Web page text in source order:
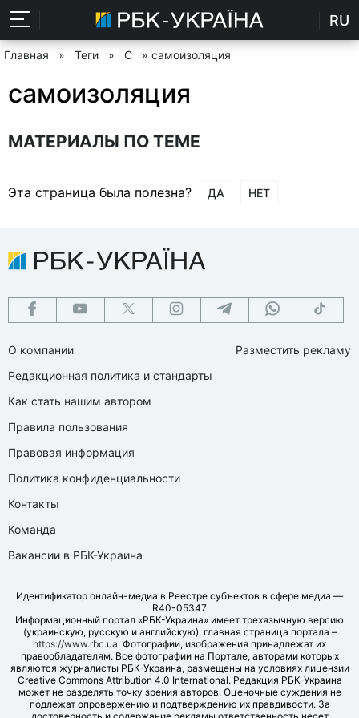
RU
Главная » Теги » С » самоизоляция
самоизоляция
МАТЕРИАЛЫ ПО ТЕМЕ
Эта страница была полезна? ДА НЕТ
О компании
Редакционная политика и стандарты
Как стать нашим автором
Правила пользования
Правовая информация
Политика конфиденциальности
Контакты
Команда
Вакансии в РБК-Украина
Разместить рекламу
Идентификатор онлайн-медиа в Реестре субъектов в сфере медиа —
R40-05347
Информационный портал «РБК-Украина» имеет трехязычную версию
(украинскую, русскую и английскую), главная страница портала –
https://www.rbc.ua. Фотографии, изображения принадлежат их
правообладателям. Все фотографии на Портале, авторами которых
являются журналисты РБК-Украина, размещены на условиях лицензии
Creative Commons Attribution 4.0 International. Редакция РБК-Украина
может не разделять точку зрения авторов. Оценочные суждения не
подлежат опровержению и подтверждению их правдивости. За